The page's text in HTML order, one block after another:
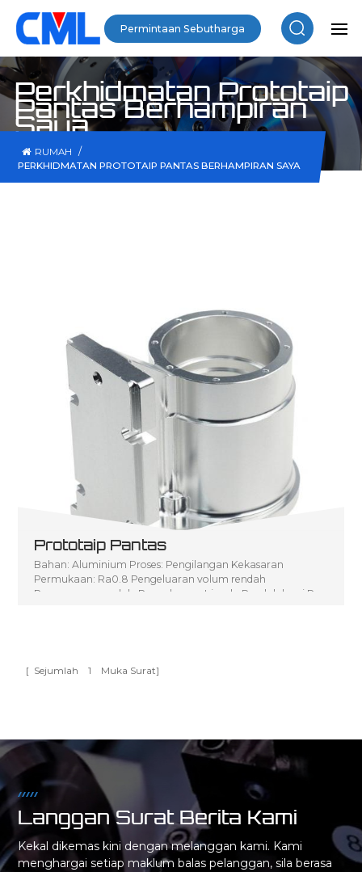
Permintaan Sebutharga
Perkhidmatan Prototaip
Pantas Berhampiran
Saya
RUMAH /
PERKHIDMATAN PROTOTAIP PANTAS BERHAMPIRAN SAYA
Prototaip Pantas
Bahan: Aluminium Proses: Pengilangan Kekasaran
Permukaan: Ra0.8 Pengeluaran volum rendah
Penerangan produk: Pengeluaran Isipadu Rendah bagi P
[ Sejumlah 1 Muka Surat]
Langgan Surat Berita Kami
Kekal dikemas kini dengan melanggan kami. Kami
menghargai setiap maklum balas pelanggan, sila berasa